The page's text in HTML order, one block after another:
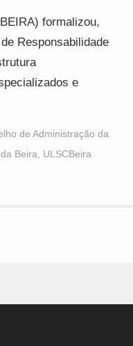
formalizou,
Responsabilidade
e
de Administração da
Beira ULSCBeira